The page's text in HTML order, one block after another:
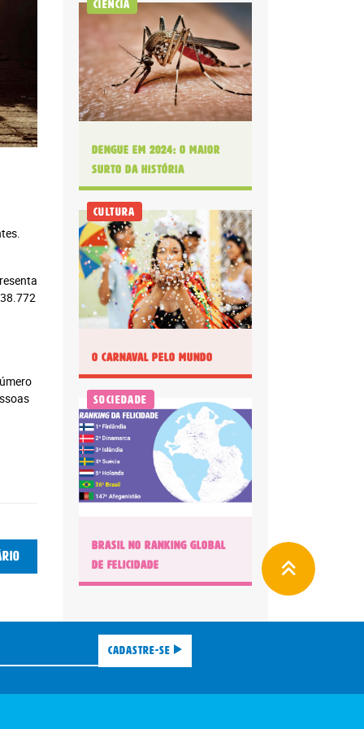
Ciência
Dengue em 2024: O maior
surto da história
Cultura
O Carnaval pelo mundo
Sociedade
BRASIL NO RANKING GLOBAL
DE FELICIDADE
Cadastre-se
R$ 180.00 ou
10x R$ 18,00